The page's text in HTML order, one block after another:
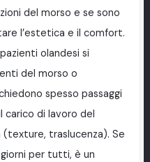
del morso e se sono
l’estetica e il comfort.
olandesi si
del morso o
spesso passaggi
carico di lavoro del
traslucenza). Se
per tutti, è un